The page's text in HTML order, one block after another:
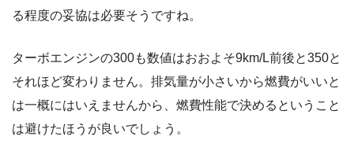
る程度の妥協は必要そうですね。
ターボエンジンの300も数値はおおよそ9km/L前後と350と
それほど変わりません。排気量が小さいから燃費がいいと
は一概にはいえませんから、燃費性能で決めるということ
は避けたほうが良いでしょう。